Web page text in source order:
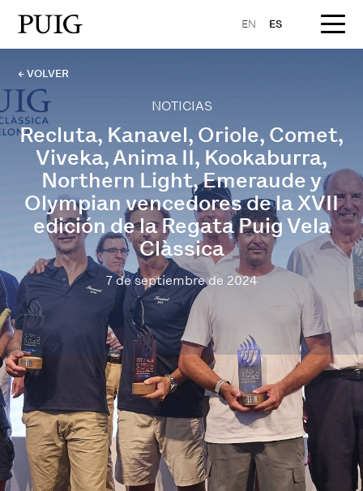
EN ES
← VOLVER
NOTICIAS
Recluta, Kanavel, Oriole, Comet,
Viveka, Anima II, Kookaburra,
Northern Light, Emeraude y
Olympian vencedores de la XVII
edición de la Regata Puig Vela
Clàssica
7 de septiembre de 2024